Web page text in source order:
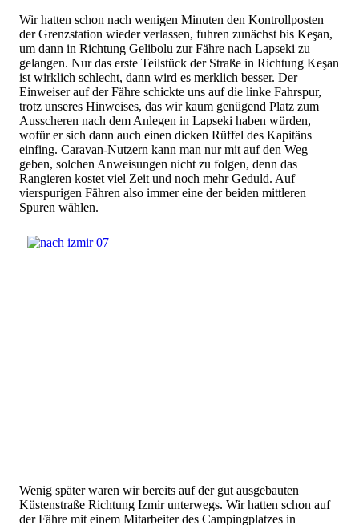
Wir hatten schon nach wenigen Minuten den Kontrollposten
der Grenzstation wieder verlassen, fuhren zunächst bis Keşan,
um dann in Richtung Gelibolu zur Fähre nach Lapseki zu
gelangen. Nur das erste Teilstück der Straße in Richtung Keşan
ist wirklich schlecht, dann wird es merklich besser. Der
Einweiser auf der Fähre schickte uns auf die linke Fahrspur,
trotz unseres Hinweises, das wir kaum genügend Platz zum
Ausscheren nach dem Anlegen in Lapseki haben würden,
wofür er sich dann auch einen dicken Rüffel des Kapitäns
einfing. Caravan-Nutzern kann man nur mit auf den Weg
geben, solchen Anweisungen nicht zu folgen, denn das
Rangieren kostet viel Zeit und noch mehr Geduld. Auf
vierspurigen Fähren also immer eine der beiden mittleren
Spuren wählen.
Wenig später waren wir bereits auf der gut ausgebauten
Küstenstraße Richtung Izmir unterwegs. Wir hatten schon auf
der Fähre mit einem Mitarbeiter des Campingplatzes in